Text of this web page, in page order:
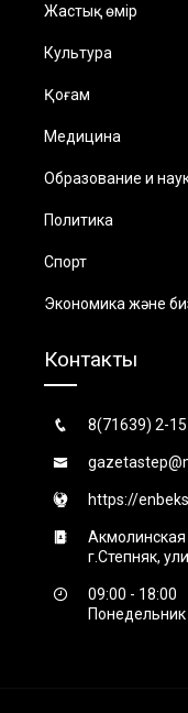
Жастық өмір
Культура
Қоғам
Медицина
Образование и
Политика
Спорт
Экономика және
Контакты
8(71639) 2-
https://
Акмолинская
г.Степняк,
09:00 - 18:00